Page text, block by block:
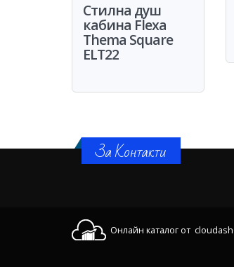
Стилна душ
кабина Flexa
Thema Square
ELT22
За Контакти
Онлайн каталог от